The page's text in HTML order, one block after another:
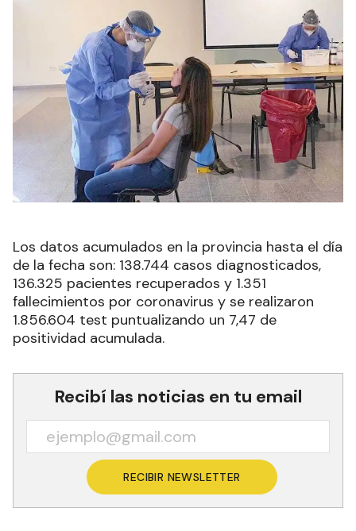
Los datos acumulados en la provincia hasta el día
de la fecha son: 138.744 casos diagnosticados,
136.325 pacientes recuperados y 1.351
fallecimientos por coronavirus y se realizaron
1.856.604 test puntualizando un 7,47 de
positividad acumulada.
Recibí las noticias en tu email
RECIBIR NEWSLETTER